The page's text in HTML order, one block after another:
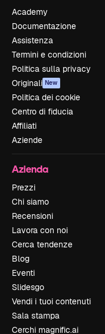
Academy
Documentazione
Assistenza
Termini e condizioni
Politica sulla privacy
Originali New
Politica dei cookie
Centro di fiducia
Affiliati
Aziende
Azienda
Prezzi
Chi siamo
Recensioni
Lavora con noi
Cerca tendenze
Blog
Eventi
Slidesgo
Vendi i tuoi contenuti
Sala stampa
Cerchi magnific.ai